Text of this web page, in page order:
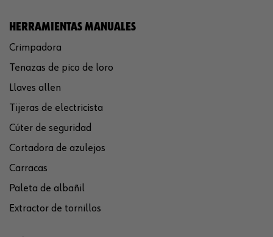
HERRAMIENTAS MANUALES
Crimpadora
Tenazas de pico de loro
Llaves allen
Tijeras de electricista
Cúter de seguridad
Cortadora de azulejos
Carracas
Paleta de albañil
Extractor de tornillos